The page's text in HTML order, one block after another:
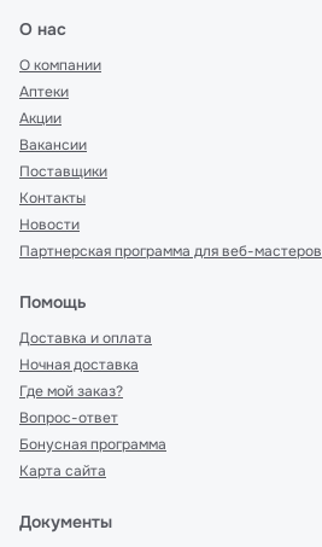
О нас
О компании
Аптеки
Акции
Вакансии
Поставщики
Контакты
Новости
Партнерская программа для веб-мастеров
Помощь
Доставка и оплата
Ночная доставка
Где мой заказ?
Вопрос-ответ
Бонусная программа
Карта сайта
Документы